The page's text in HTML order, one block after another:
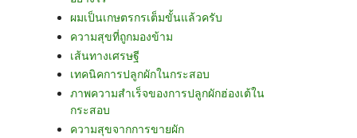
ผมเป็นเกษตรกรเต็มขั้นแล้วครับ
ความสุขที่ถูกมองข้าม
เส้นทางเศรษฐี
เทคนิคการปลูกผักในกระสอบ
ภาพความสำเร็จของการปลูกผักฮ่องเต้ใน
กระสอบ
ความสุขจากการขายผัก